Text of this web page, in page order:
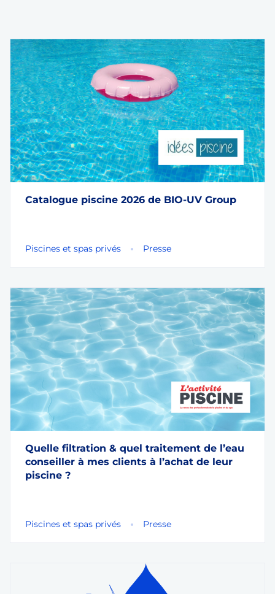
Catalogue piscine 2026 de BIO-UV Group
Piscines et spas privés Presse
Quelle filtration & quel traitement de l’eau
conseiller à mes clients à l’achat de leur
piscine ?
Piscines et spas privés Presse